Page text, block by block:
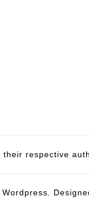
respective
Wordpress.